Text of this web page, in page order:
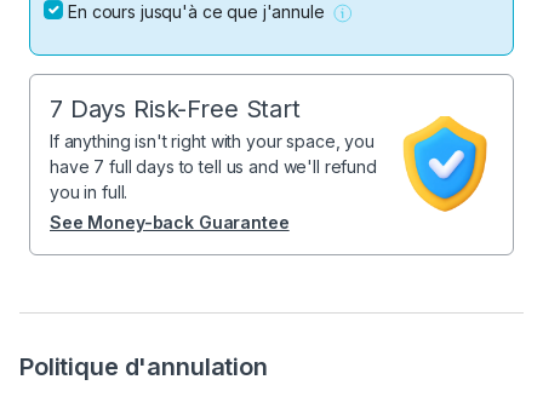
Politique d'annulation
En cours jusqu'à ce que j'annule
7 Days Risk-Free Start
If anything isn't right with your space, you
have 7 full days to tell us and we'll refund
you in full.
See Money-back Guarantee